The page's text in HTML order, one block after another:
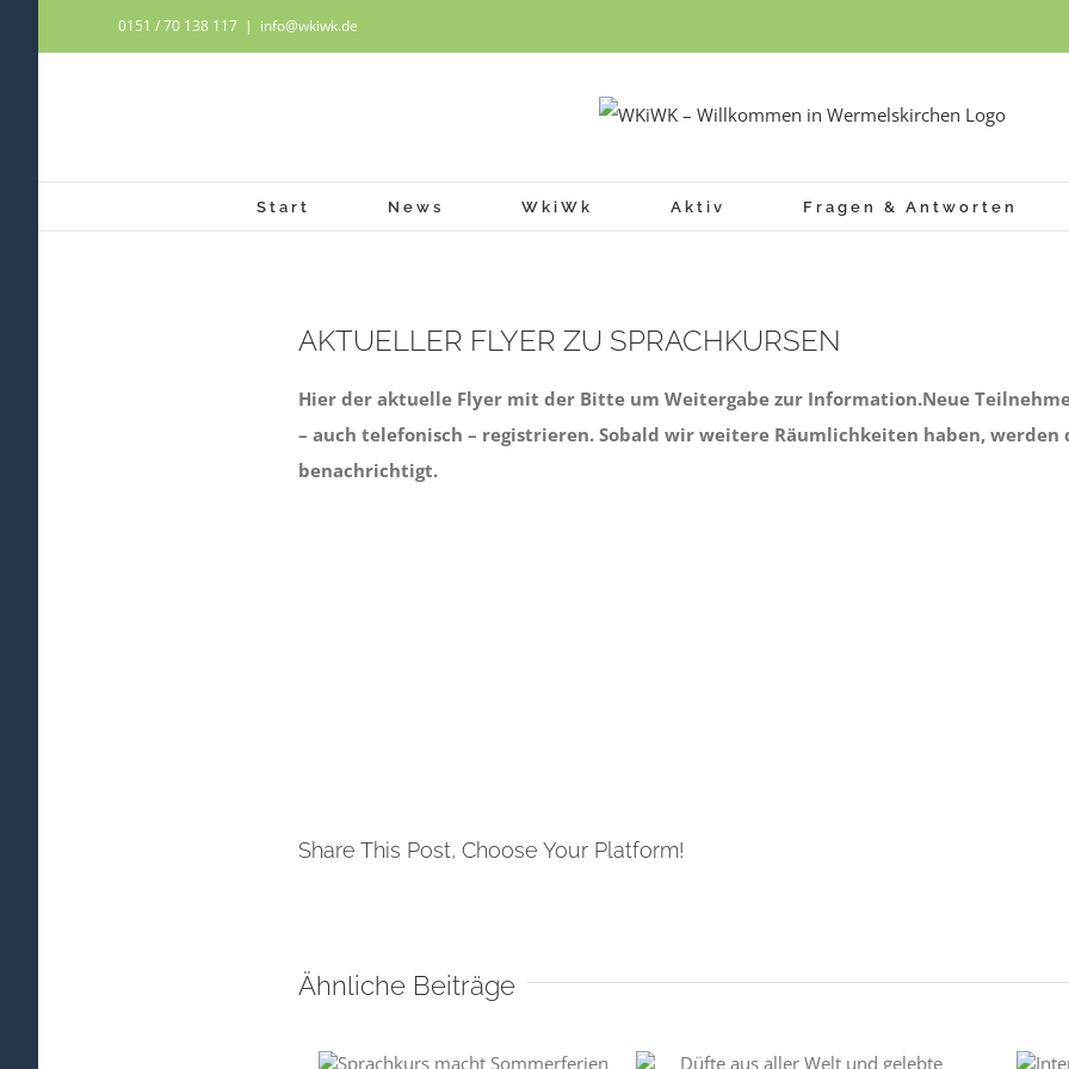
Inhalt
0151 / 70 138 117 | info@wkiwk.de
Start News WkiWk Aktiv Fragen & Antworten
AKTUELLER FLYER ZU SPRACHKURSEN
Hier der aktuelle Flyer mit der Bitte um Weitergabe zur Information.Neue
– auch telefonisch – registrieren. Sobald wir weitere Räumlichkeiten haben, werden
benachrichtigt.
Share This Post, Choose Your Platform!
Ähnliche Beiträge